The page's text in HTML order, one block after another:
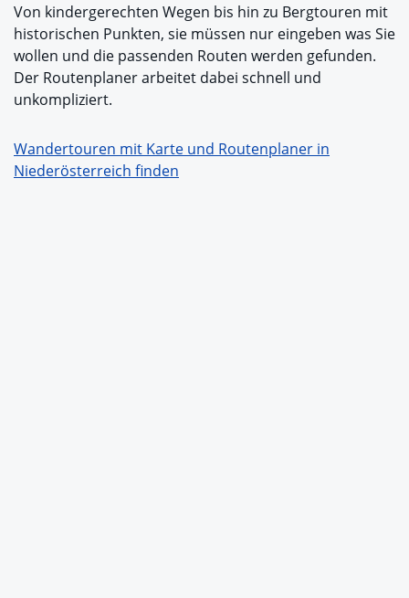
Von kindergerechten Wegen bis hin zu Bergtouren mit
historischen Punkten, sie müssen nur eingeben was Sie
wollen und die passenden Routen werden gefunden.
Der Routenplaner arbeitet dabei schnell und
unkompliziert.
Wandertouren mit Karte und Routenplaner in
Niederösterreich finden